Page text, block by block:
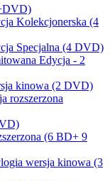
Kolekcjonerska (4
Specjalna (4 DVD)
Edycja - 2
kinowa (2 DVD)
rozszerzona
(6 BD+ 9
wersja kinowa (3